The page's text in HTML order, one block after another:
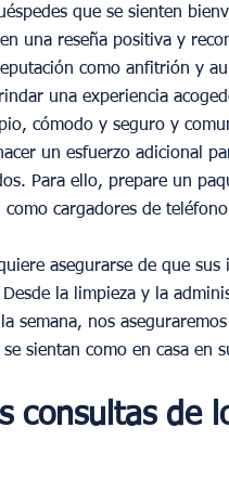
que se sienten
una reseña positiva y
como anfitrión y
una experiencia
cómodo y seguro y
un esfuerzo adicional
Para ello, prepare un
como cargadores de
asegurarse de que
la limpieza y la
semana, nos
sientan como en casa en
consultas de